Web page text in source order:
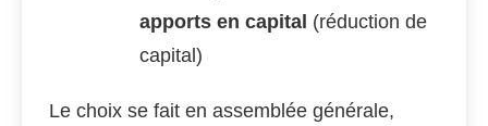
apports en capital (réduction de
capital)
Le choix se fait en assemblée générale,